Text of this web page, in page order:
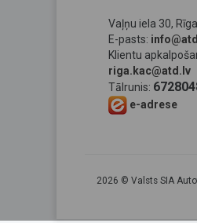
Vaļņu iela 30,
E-pasts:
Klientu
riga.kac@atd.lv
Tālrunis:
e-adrese
2026 © Valsts SIA